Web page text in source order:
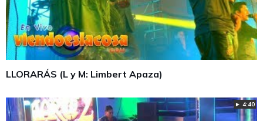
LLORARÁS (L y M: Limbert Apaza)
► 4:40